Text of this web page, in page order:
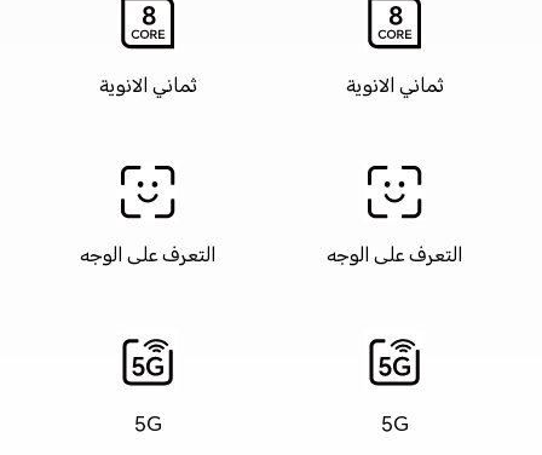
ثماني الانوية
التعرف على الوجه
5G
ثماني الانوية
التعرف على الوجه
5G